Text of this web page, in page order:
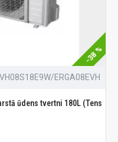
-38 %
ERGA08EVH
ūdens tvertni 180L (Tens